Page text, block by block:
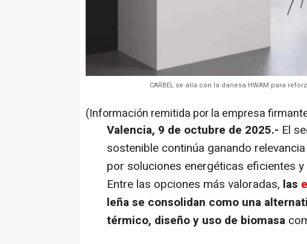
CARBEL se alía con la danesa HWAM para
(Información remitida por la empresa
Valencia, 9 de octubre de 2025.- El
sostenible continúa ganando
por soluciones energéticas eficientes
Entre las opciones más valoradas, las
leña se consolidan como una
térmico, diseño y uso de biomasa